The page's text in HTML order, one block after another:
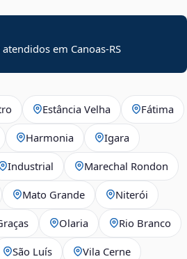
em Canoas-RS
Estância Velha Fátima
Harmonia Igara
Industrial Marechal Rondon
Mato Grande Niterói
Olaria Rio Branco
São Luís Vila Cerne